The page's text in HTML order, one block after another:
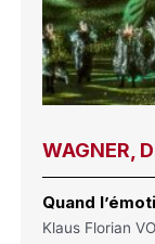
WAGNER,
Quand
Klaus Florian